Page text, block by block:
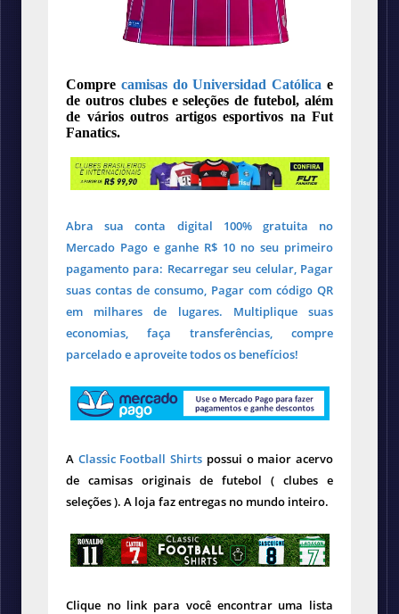
Compre camisas do Universidad Católica e
de outros clubes e seleções de futebol, além
de vários outros artigos esportivos na Fut
Fanatics.
Abra sua conta digital 100% gratuita no
Mercado Pago e ganhe R$ 10 no seu primeiro
pagamento para: Recarregar seu celular, Pagar
suas contas de consumo, Pagar com código QR
em milhares de lugares. Multiplique suas
economias, faça transferências, compre
parcelado e aproveite todos os benefícios!
A Classic Football Shirts possui o maior acervo
de camisas originais de futebol ( clubes e
seleções ). A loja faz entregas no mundo inteiro.
Clique no link para você encontrar uma lista